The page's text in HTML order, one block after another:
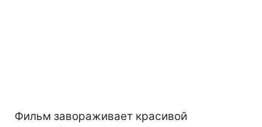
Фильм завораживает красивой